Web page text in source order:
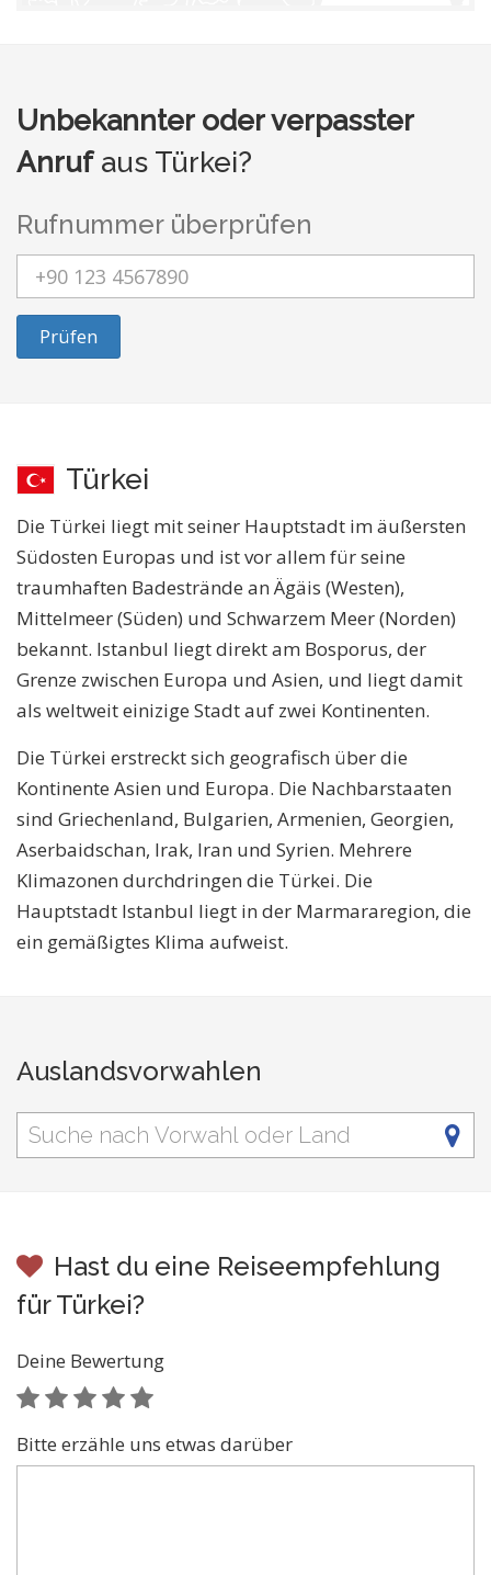
Unbekannter oder verpasster
Anrufaus Türkei?
Rufnummer überprüfen
Prüfen
Türkei
Die Türkei liegt mit seiner Hauptstadt im äußersten
Südosten Europas und ist vor allem für seine
traumhaften Badestrände an Ägäis (Westen),
Mittelmeer (Süden) und Schwarzem Meer (Norden)
bekannt. Istanbul liegt direkt am Bosporus, der
Grenze zwischen Europa und Asien, und liegt damit
als weltweit einizige Stadt auf zwei Kontinenten.
Die Türkei erstreckt sich geografisch über die
Kontinente Asien und Europa. Die Nachbarstaaten
sind Griechenland, Bulgarien, Armenien, Georgien,
Aserbaidschan, Irak, Iran und Syrien. Mehrere
Klimazonen durchdringen die Türkei. Die
Hauptstadt Istanbul liegt in der Marmararegion, die
ein gemäßigtes Klima aufweist.
Auslandsvorwahlen
Hast du eine Reiseempfehlung
für Türkei?
Deine Bewertung
Bitte erzähle uns etwas darüber